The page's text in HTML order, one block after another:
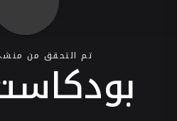
تم التحقق من